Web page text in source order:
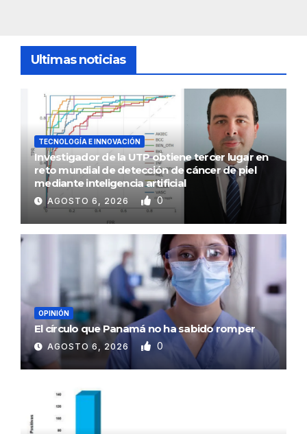
Ultimas noticias
TECNOLOGÍA E INNOVACIÓN
Investigador de la UTP obtiene tercer lugar en
reto mundial de detección de cáncer de piel
mediante inteligencia artificial
AGOSTO 6, 2026 0
OPINIÓN
El círculo que Panamá no ha sabido romper
AGOSTO 6, 2026 0